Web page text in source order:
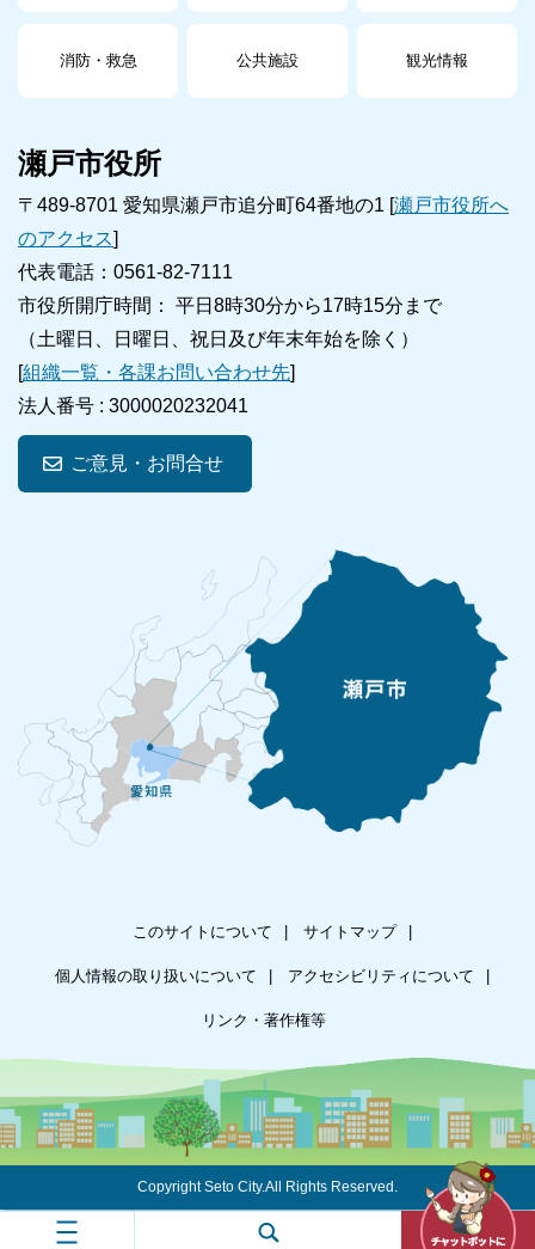
消防・救急 公共施設 観光情報
瀬戸市役所
〒489-8701 愛知県瀬戸市追分町64番地の1 [瀬戸市役所へ
のアクセス]
代表電話：0561-82-7111
市役所開庁時間： 平日8時30分から17時15分まで
（土曜日、日曜日、祝日及び年末年始を除く）
[組織一覧・各課お問い合わせ先]
法人番号 : 3000020232041
ご意見・お問合せ
このサイトについて サイトマップ
個人情報の取り扱いについて アクセシビリティについて
リンク・著作権等
Copyright Seto City.All Rights Reserved.